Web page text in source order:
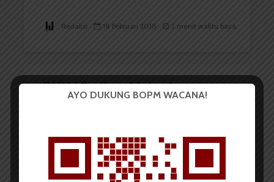
Redaksi 18 Februari 2018 2 menit waktu baca
BKK Libatkan Mahasiswa
AYO DUKUNG BOPM WACANA!